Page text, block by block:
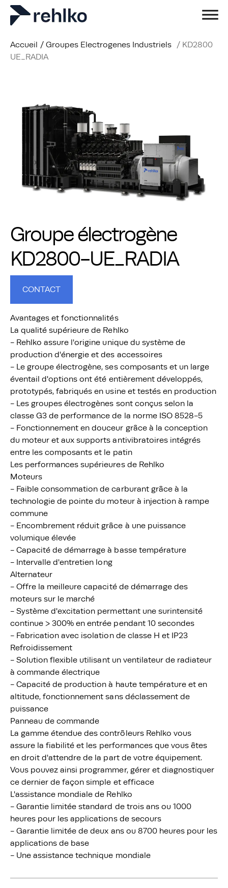
Accueil / Groupes Electrogenes Industriels / KD2800
UE_RADIA
Groupe électrogène
KD2800-UE_RADIA
CONTACT
Avantages et fonctionnalités
La qualité supérieure de Rehlko
- Rehlko assure l'origine unique du système de
production d'énergie et des accessoires
- Le groupe électrogène, ses composants et un large
éventail d'options ont été entièrement développés,
prototypés, fabriqués en usine et testés en production
- Les groupes électrogènes sont conçus selon la
classe G3 de performance de la norme ISO 8528-5
- Fonctionnement en douceur grâce à la conception
du moteur et aux supports antivibratoires intégrés
entre les composants et le patin
Les performances supérieures de Rehlko
Moteurs
- Faible consommation de carburant grâce à la
technologie de pointe du moteur à injection à rampe
commune
- Encombrement réduit grâce à une puissance
volumique élevée
- Capacité de démarrage à basse température
- Intervalle d'entretien long
Alternateur
- Offre la meilleure capacité de démarrage des
moteurs sur le marché
- Système d'excitation permettant une surintensité
continue > 300% en entrée pendant 10 secondes
- Fabrication avec isolation de classe H et IP23
Refroidissement
- Solution flexible utilisant un ventilateur de radiateur
à commande électrique
- Capacité de production à haute température et en
altitude, fonctionnement sans déclassement de
puissance
Panneau de commande
La gamme étendue des contrôleurs Rehlko vous
assure la fiabilité et les performances que vous êtes
en droit d'attendre de la part de votre équipement.
Vous pouvez ainsi programmer, gérer et diagnostiquer
ce dernier de façon simple et efficace
L'assistance mondiale de Rehlko
- Garantie limitée standard de trois ans ou 1000
heures pour les applications de secours
- Garantie limitée de deux ans ou 8700 heures pour les
applications de base
- Une assistance technique mondiale